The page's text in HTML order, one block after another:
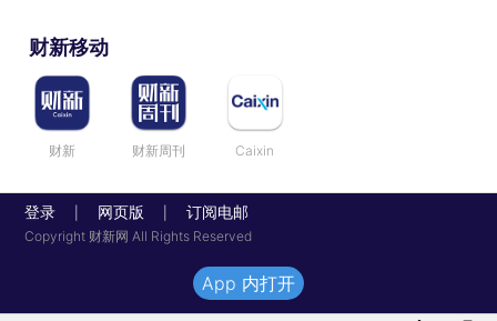
财新移动
财新 财新周刊 Caixin
登录 网页版 订阅电邮
Copyright 财新网 All Rights Reserved
App 内打开